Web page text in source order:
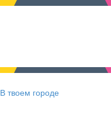
В твоем городе